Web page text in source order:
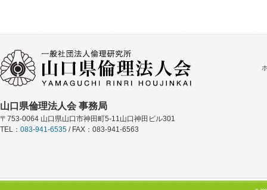
山口県倫理法人会 事務局
〒753-0064 山口県山口市神田町5-11山口神田ビル301
TEL： 083-941-6535 / FAX：083-941-6563